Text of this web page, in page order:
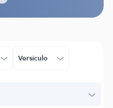
Versículo